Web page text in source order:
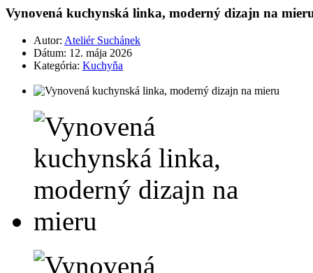
Vynovená kuchynská linka, moderný dizajn na
Autor: Ateliér Suchánek
Dátum: 12. mája 2026
Kategória: Kuchyňa